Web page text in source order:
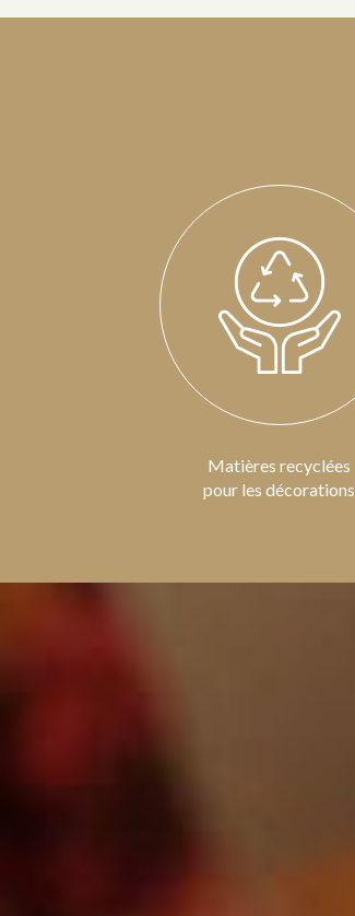
Matières recyclées
pour les décorations